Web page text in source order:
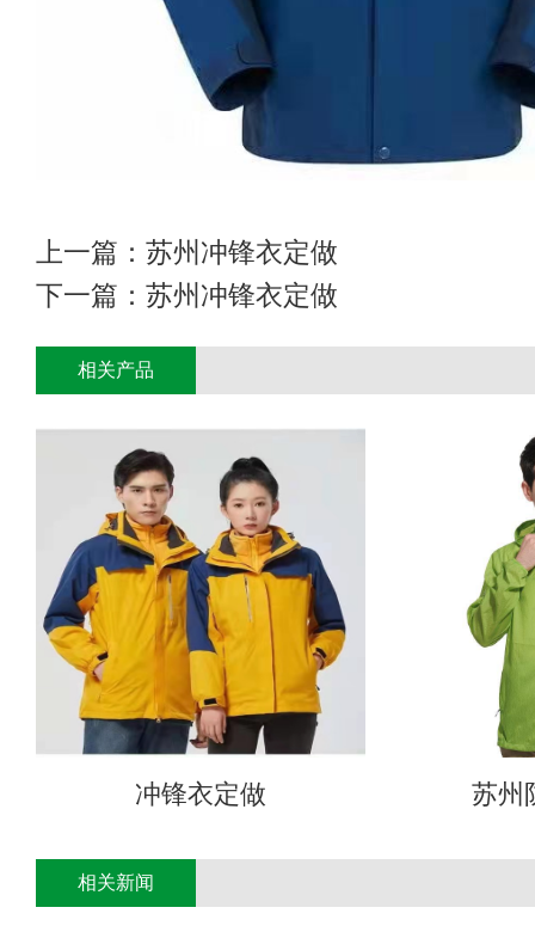
上一篇： 苏州冲锋衣定做
下一篇： 苏州冲锋衣定做
相关产品
冲锋衣定做 苏州
相关新闻